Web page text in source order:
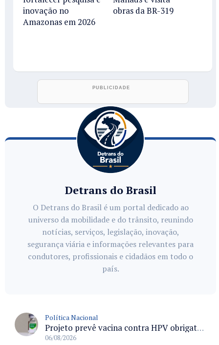
inovação no
Amazonas em 2026
obras da BR-319
Detrans do Brasil
O Detrans do Brasil é um portal dedicado ao
universo da mobilidade e do trânsito, reunindo
notícias, serviços, legislação, inovação,
segurança viária e informações relevantes para
condutores, profissionais e cidadãos em todo o
país.
Política Nacional
Projeto prevê vacina contra HPV obrigatória e testes moleculares para rastreamento do câncer do colo do útero
06/08/2026